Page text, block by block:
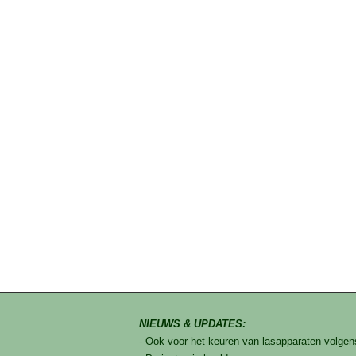
NIEUWS & UPDATES:
- Ook voor het keuren van lasapparaten